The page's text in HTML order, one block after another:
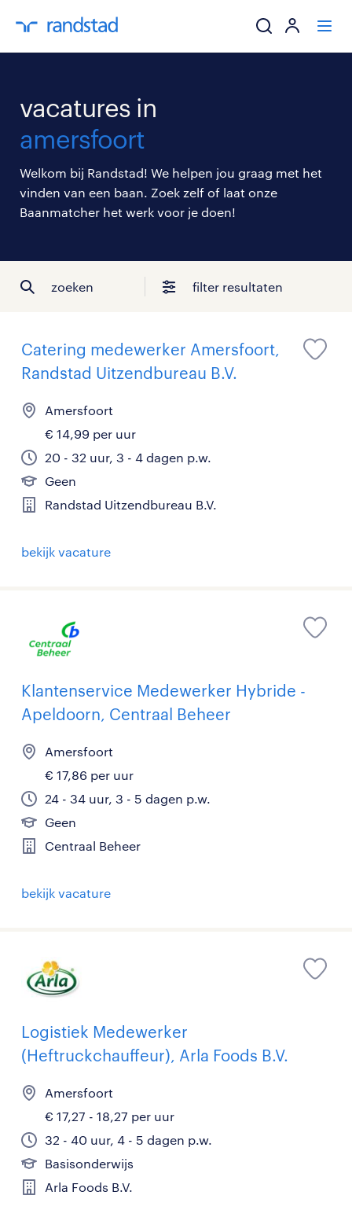
mijn carrière
over randstad
vacatures in
amersfoort
Welkom bij Randstad! We helpen jou graag met het
vinden van een baan. Zoek zelf of laat onze
Baanmatcher het werk voor je doen!
zoeken filter resultaten
Catering medewerker Amersfoort,
Randstad Uitzendbureau B.V.
Amersfoort
€ 14,99 per uur
20 - 32 uur, 3 - 4 dagen p.w.
Geen
Randstad Uitzendbureau B.V.
bekijk vacature
Klantenservice Medewerker Hybride -
Apeldoorn, Centraal Beheer
Amersfoort
€ 17,86 per uur
24 - 34 uur, 3 - 5 dagen p.w.
Geen
Centraal Beheer
bekijk vacature
Logistiek Medewerker
(Heftruckchauffeur), Arla Foods B.V.
Amersfoort
€ 17,27 - 18,27 per uur
32 - 40 uur, 4 - 5 dagen p.w.
Basisonderwijs
Arla Foods B.V.